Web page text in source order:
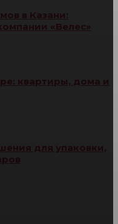
в Казани:
«Велес»
квартиры, дома и
для упаковки,